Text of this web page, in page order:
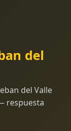
del
del Valle
respuesta